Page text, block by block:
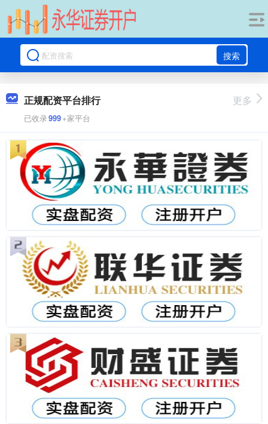
搜索
正规配资平台排行
已收录999+家平台
更多